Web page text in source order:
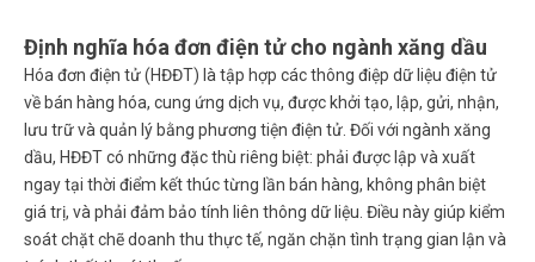
Định nghĩa hóa đơn điện tử cho ngành xăng dầu
Hóa đơn điện tử (HĐĐT) là tập hợp các thông điệp dữ liệu điện tử
về bán hàng hóa, cung ứng dịch vụ, được khởi tạo, lập, gửi, nhận,
lưu trữ và quản lý bằng phương tiện điện tử. Đối với ngành xăng
dầu, HĐĐT có những đặc thù riêng biệt: phải được lập và xuất
ngay tại thời điểm kết thúc từng lần bán hàng, không phân biệt
giá trị, và phải đảm bảo tính liên thông dữ liệu. Điều này giúp kiểm
soát chặt chẽ doanh thu thực tế, ngăn chặn tình trạng gian lận và